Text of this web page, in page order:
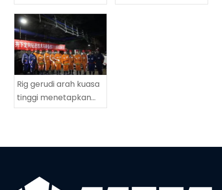
penggerudian
lingkaran tinggi
ZDY2800LG
yang berjaya di
Rig gerudi arah kuasa
tinggi menetapkan
rekod dunia baru